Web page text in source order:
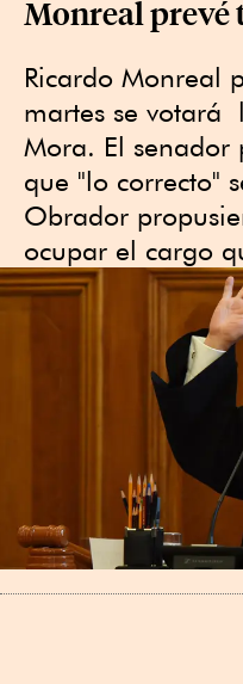
Monreal prevé
Ricardo Monreal
martes se votará
Mora. El senador
que "lo correcto"
Obrador
ocupar el cargo